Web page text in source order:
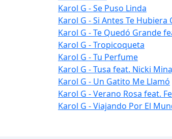
Karol G - Se Puso Linda
Karol G - Si Antes Te Hubiera
Karol G - Te Quedó Grande
Karol G - Tropicoqueta
Karol G - Tu Perfume
Karol G - Tusa feat. Nicki
Karol G - Un Gatito Me Llamó
Karol G - Verano Rosa feat.
Karol G - Viajando Por El